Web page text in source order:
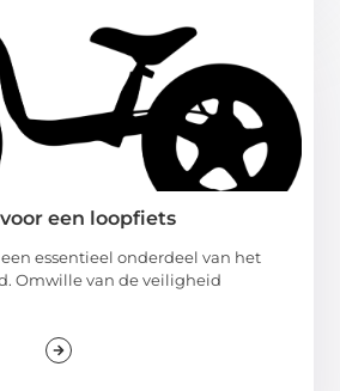
een loopfiets
essentieel onderdeel van het
Omwille van de veiligheid